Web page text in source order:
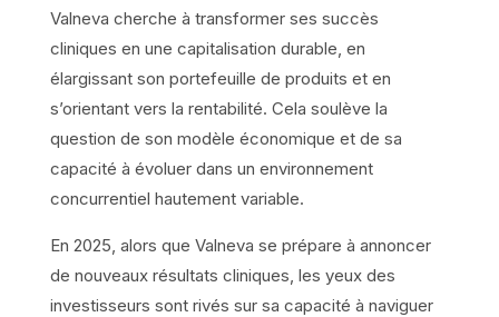
Valneva cherche à transformer ses succès
cliniques en une capitalisation durable, en
élargissant son portefeuille de produits et en
s’orientant vers la rentabilité. Cela soulève la
question de son modèle économique et de sa
capacité à évoluer dans un environnement
concurrentiel hautement variable.
En 2025, alors que Valneva se prépare à annoncer
de nouveaux résultats cliniques, les yeux des
investisseurs sont rivés sur sa capacité à naviguer